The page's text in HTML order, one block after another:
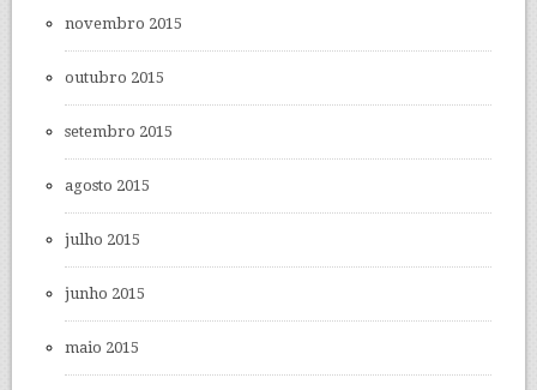
novembro 2015
outubro 2015
setembro 2015
agosto 2015
julho 2015
junho 2015
maio 2015